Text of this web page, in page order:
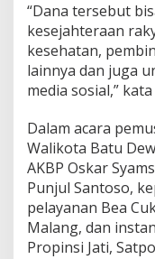
“Dana tersebut
kesejahteraan
kesehatan,
lainnya dan juga
media sosial,” kata
Dalam acara
Walikota Batu
AKBP Oskar
Punjul Santoso,
pelayanan Bea
Malang, dan
Propinsi Jati,